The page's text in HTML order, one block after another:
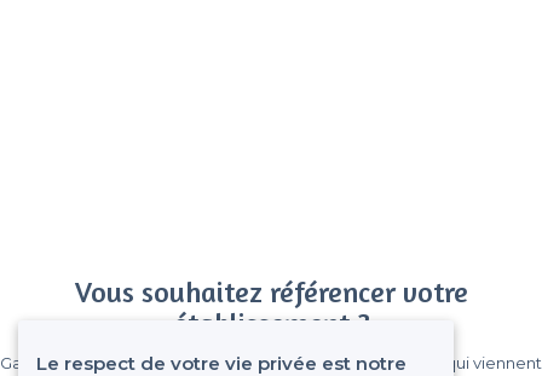
Vous souhaitez référencer votre
établissement ?
Gagnez de nombreux clients parmi le million de visiteurs qui viennent
Le respect de votre vie privée est notre